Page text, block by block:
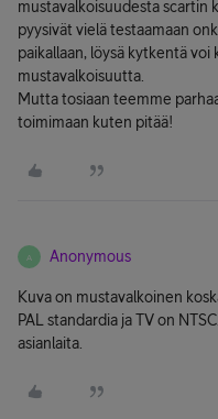
mustavalkoisuudesta scartin
pyysivät vielä testaamaan
paikallaan, löysä kytkentä
mustavalkoisuutta.
Mutta tosiaan teemme
toimimaan kuten pitää!
A Anonymous
Kuva on mustavalkoinen
PAL standardia ja TV on
asianlaita.